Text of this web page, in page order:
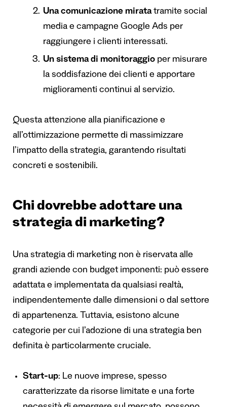
Una comunicazione miratatramite social
media e campagne Google Ads per
raggiungere i clienti interessati.
Un sistema di monitoraggio per misurare
la soddisfazione dei clienti e apportare
miglioramenti continui al servizio.
Questa attenzione alla pianificazione e
all’ottimizzazione permette di massimizzare
l’impatto della strategia, garantendo risultati
concreti e sostenibili.
Chi dovrebbe adottare una
strategia di marketing?
Una strategia di marketing non è riservata alle
grandi aziende con budget imponenti: può essere
adattata e implementata da qualsiasi realtà,
indipendentemente dalle dimensioni o dal settore
di appartenenza. Tuttavia, esistono alcune
categorie per cui l’adozione di una strategia ben
definita è particolarmente cruciale.
Start-up: Le nuove imprese, spesso
caratterizzate da risorse limitate e una forte